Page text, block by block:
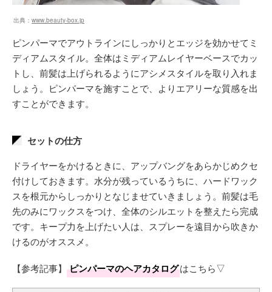
出典： www.beauty-box.jp
ピンパーマでアウトラインにしっかりとエッジを効かせてミ
ディアムスタイル。全体はミディアムレイヤーベースでカッ
トし、前髪は上げられるようにアシメスタイルを取り入れま
しょう。ピンパーマを施すことで、よりエアリーな質感を出
すことができます。
セットの仕方
ドライヤーをかけるときに、アップバングをあらかじめクセ
付けしておきます。水分が残っているうちに、ハードワック
スを根元からしっかりとなじませていきましょう。前髪は毛
先のみにワックスをつけ、全体のシルエットを整えたら完成
です。キープ力を上げたい人は、スプレーを遠目から吹きか
けるのがオススメ。
【参考記事】 ピンパーマのヘアカタログはこちら▽